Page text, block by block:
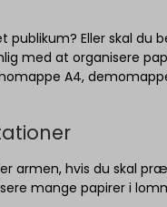
Eller skal du
med at organisere
A4,
armen, hvis du skal
mange papirer i